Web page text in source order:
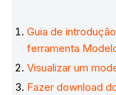
Guia de
ferramenta
Visualizar um
Fazer download